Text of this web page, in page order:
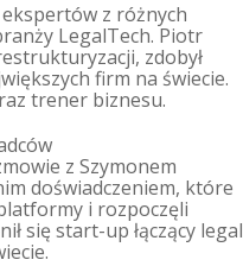
ekspertów z różnych
LegalTech. Piotr
zdobył
firm na świecie.
trener biznesu.
z Szymonem
doświadczeniem, które
i rozpoczęli
się start-up łączący legal